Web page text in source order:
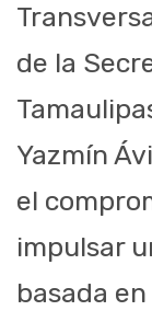
de la
Yazmín
el
impulsar
basada